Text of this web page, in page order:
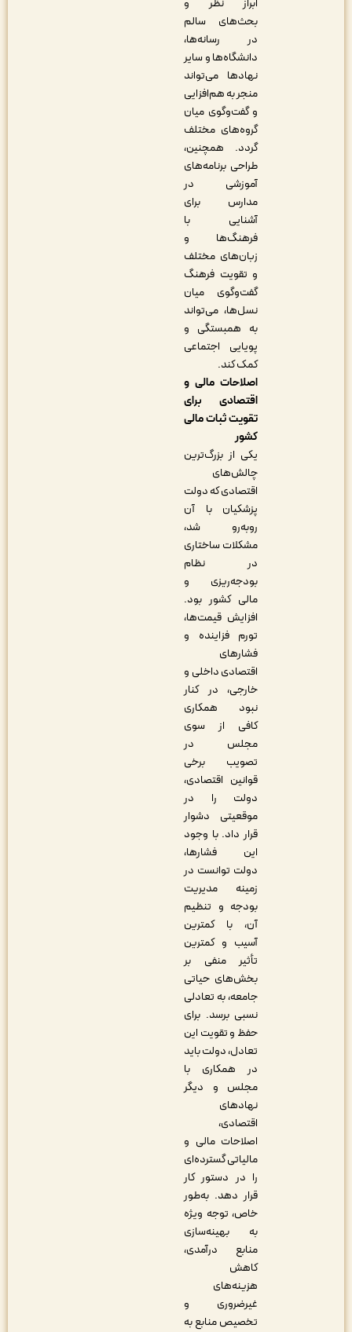
ابراز نظر و
بحث‌های سالم
در رسانه‌ها،
دانشگاه‌ها و سایر
نهادها می‌تواند
منجر به هم‌افزایی
و گفت‌وگوی میان
گروه‌های مختلف
گردد. همچنین،
طراحی برنامه‌های
آموزشی در
مدارس برای
آشنایی با
فرهنگ‌ها و
زبان‌های مختلف
و تقویت فرهنگ
گفت‌وگوی میان
نسل‌ها، می‌تواند
به همبستگی و
پویایی اجتماعی
کمک کند.
اصلاحات مالی و
اقتصادی برای
تقویت ثبات مالی
یکی از بزرگ‌ترین
چالش‌های
اقتصادی که دولت
پزشکیان با آن
روبه‌رو شد،
مشکلات ساختاری
در نظام
بودجه‌ریزی و
مالی کشور بود.
افزایش قیمت‌ها،
تورم فزاینده و
فشارهای
اقتصادی داخلی و
خارجی، در کنار
نبود همکاری
کافی از سوی
مجلس در
تصویب برخی
قوانین اقتصادی،
دولت را در
موقعیتی دشوار
قرار داد. با وجود
این فشارها،
دولت توانست در
زمینه مدیریت
بودجه و تنظیم
آن، با کمترین
آسیب و کمترین
تأثیر منفی بر
بخش‌های حیاتی
جامعه، به تعادلی
نسبی برسد. برای
حفظ و تقویت این
تعادل، دولت باید
در همکاری با
مجلس و دیگر
نهادهای
اقتصادی،
اصلاحات مالی و
مالیاتی گسترده‌ای
را در دستور کار
قرار دهد. به‌طور
خاص، توجه ویژه
به بهینه‌سازی
منابع درآمدی،
هزینه‌های
غیرضروری و
تخصیص منابع به